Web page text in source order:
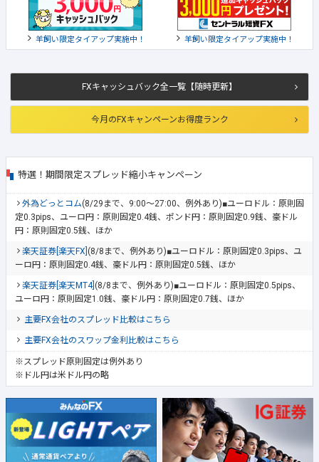
FXキャッシュバック全一覧【随時更新】
今月のFXキャンペーンお得度ランク
特選！期間限定スプレッド縮小キャンペーン
外為どっとコム(8/29まで、9:00～27:00、例外あり)■ユーロドル：原則固
定0.3pips、ユーロ円：原則固定0.4銭、ポンド円：原則固定0.9銭、豪ドル
円：原則固定0.5銭、ほか
楽天証券[楽天FX] (8/8まで、例外あり)■ユーロドル：原則固定0.3pips、ユ
ーロ円：原則固定0.4銭、豪ドル円：原則固定0.5銭、ほか
楽天証券[楽天MT4] (8/8まで、例外あり)■ユーロドル：原則固定0.5pips、
ユーロ円：原則固定1.0銭、豪ドル円：原則固定0.7銭、ほか
主要FX会社のスプレッド比較はこちら
主要FX会社のスワップ金利比較はこちら
※スプレッド原則固定は例外あり
※ドル円は米ドル円の略
羊飼い限定タイアップ実施中！ 羊飼い限定タイアップ実施中！